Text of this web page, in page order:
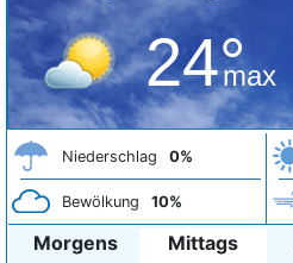
24°
max
Niederschlag 0%
Bewölkung 10%
Morgens Mittags